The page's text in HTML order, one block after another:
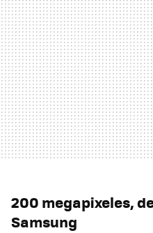
200 megapixeles,
Samsung